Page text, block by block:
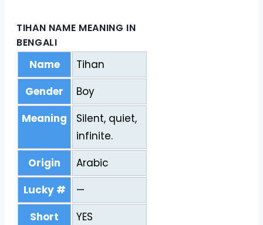
TIHAN NAME MEANING IN
BENGALI
Name
Tihan
Gender
Boy
Meaning
Silent, quiet,
infinite.
Origin
Arabic
Lucky #
—
Short
YES